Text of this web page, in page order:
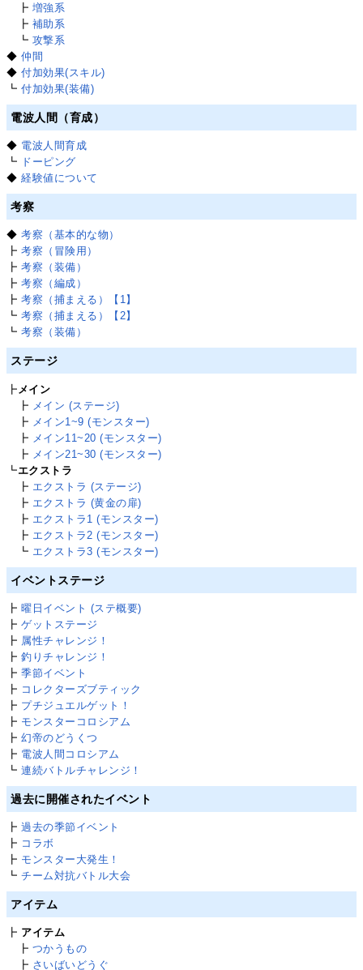
┣ 増強系
┣ 補助系
┗ 攻撃系
◆仲間
◆付加効果(スキル)
┗付加効果(装備)
電波人間（育成）
◆ 電波人間育成
┗ ドーピング
◆経験値について
考察
◆考察（基本的な物）
┣考察（冒険用）
┣考察（装備）
┣考察（編成）
┣考察（捕まえる）【1】
┗考察（捕まえる）【2】
┗考察（装備）
ステージ
┣ メイン
┣ メイン (ステージ)
┣ メイン1~9 (モンスター)
┣ メイン11~20 (モンスター)
┣ メイン21~30 (モンスター)
┗エクストラ
┣ エクストラ (ステージ)
┣ エクストラ (黄金の扉)
┣ エクストラ1 (モンスター)
┣ エクストラ2 (モンスター)
┗ エクストラ3 (モンスター)
イベントステージ
┣曜日イベント (ステ概要)
┣ゲットステージ
┣ 属性チャレンジ！
┣釣りチャレンジ！
┣季節イベント
┣ コレクターズブティック
┣ プチジュエルゲット！
┣ モンスターコロシアム
┣幻帝のどうくつ
┣ 電波人間コロシアム
┗連続バトルチャレンジ！
過去に開催されたイベント
┣過去の季節イベント
┣ コラボ
┣ モンスター大発生！
┗チーム対抗バトル大会
アイテム
┣ アイテム
┣ つかうもの
┣ さいばいどうぐ